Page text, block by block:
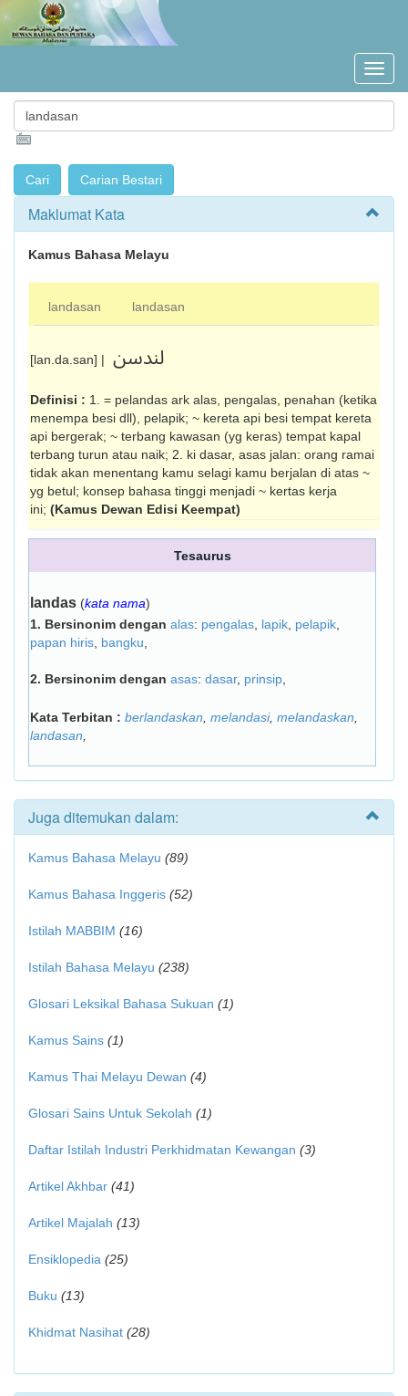
Maklumat Kata
Kamus Bahasa Melayu
landasan landasan
[lan.da.san] | لندسن
Definisi : 1. = pelandas ark alas, pengalas, penahan (ketika
menempa besi dll), pelapik; ~ kereta api besi tempat kereta
api bergerak; ~ terbang kawasan (yg keras) tempat kapal
terbang turun atau naik; 2. ki dasar, asas jalan: orang ramai
tidak akan menentang kamu se­lagi kamu berjalan di atas ~
yg betul; konsep bahasa tinggi menjadi ~ kertas kerja
ini; (Kamus Dewan Edisi Keempat)
Tesaurus
landas (kata nama)
1. Bersinonim dengan alas: pengalas lapik pelapik
papan hiris bangku
2. Bersinonim dengan asas: dasar, prinsip
Kata Terbitan : berlandaskan melandasi, melandaskan
landasan
Juga ditemukan dalam:
Kamus Bahasa Melayu (89)
Kamus Bahasa Inggeris (52)
Istilah MABBIM (16)
Istilah Bahasa Melayu (238)
Glosari Leksikal Bahasa Sukuan (1)
Kamus Sains (1)
Kamus Thai Melayu Dewan (4)
Glosari Sains Untuk Sekolah (1)
Daftar Istilah Industri Perkhidmatan Kewangan (3)
Artikel Akhbar (41)
Artikel Majalah (13)
Ensiklopedia (25)
Buku (13)
Khidmat Nasihat (28)